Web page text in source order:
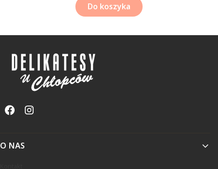
Do koszyka
Linki w stopce
O NAS